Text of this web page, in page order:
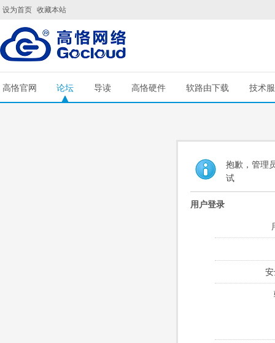
设为首页 收藏本站
高恪官网 论坛 导读 高恪硬件 软路由下载 技术
抱歉，管理
试
用户登录